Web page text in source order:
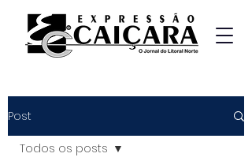
Post
Todos os posts